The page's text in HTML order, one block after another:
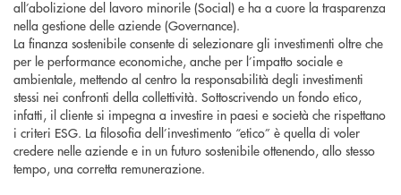
all’abolizione del lavoro minorile (Social) e ha a cuore la trasparenza
nella gestione delle aziende (Governance).
La finanza sostenibile consente di selezionare gli investimenti oltre che
per le performance economiche, anche per l’impatto sociale e
ambientale, mettendo al centro la responsabilità degli investimenti
stessi nei confronti della collettività. Sottoscrivendo un fondo etico,
infatti, il cliente si impegna a investire in paesi e società che rispettano
i criteri ESG. La filosofia dell’investimento “etico” è quella di voler
credere nelle aziende e in un futuro sostenibile ottenendo, allo stesso
tempo, una corretta remunerazione.